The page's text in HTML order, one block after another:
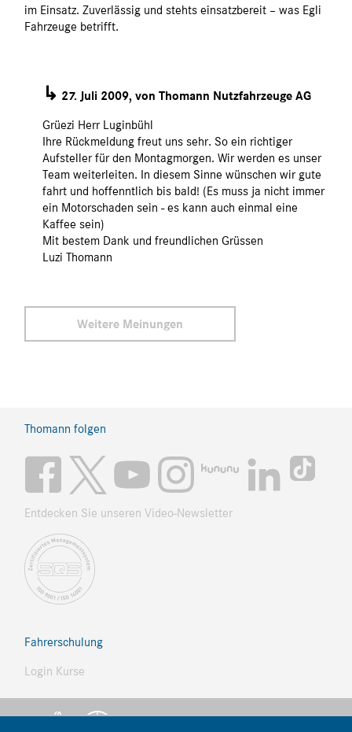
im Einsatz. Zuverlässig und stehts einsatzbereit – was Egli
Fahrzeuge betrifft.
↳ 27. Juli 2009, von Thomann Nutzfahrzeuge AG
Grüezi Herr Luginbühl
Ihre Rückmeldung freut uns sehr. So ein richtiger
Aufsteller für den Montagmorgen. Wir werden es unser
Team weiterleiten. In diesem Sinne wünschen wir gute
fahrt und hoffenntlich bis bald! (Es muss ja nicht immer
ein Motorschaden sein - es kann auch einmal eine
Kaffee sein)
Mit bestem Dank und freundlichen Grüssen
Luzi Thomann
Weitere Meinungen
Thomann folgen
Entdecken Sie unseren Video-Newsletter
Fahrerschulung
Login Kurse